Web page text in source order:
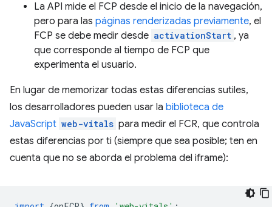
La API mide el FCP desde el inicio de la navegación,
pero para las páginas renderizadas previamente, el
FCP se debe medir desde activationStart , ya
que corresponde al tiempo de FCP que
experimenta el usuario.
En lugar de memorizar todas estas diferencias sutiles,
los desarrolladores pueden usar la biblioteca de
JavaScript web-vitals para medir el FCR, que controla
estas diferencias por ti (siempre que sea posible; ten en
cuenta que no se aborda el problema del iframe):